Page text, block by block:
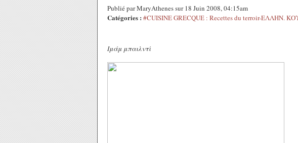
Publié par MaryAthenes sur 18 Juin 2008, 04:15am
Catégories : #CUISINE GRECQUE : Recettes du terroir-ΕΛΛΗΝ.
Ιμάμ μπαιλντί